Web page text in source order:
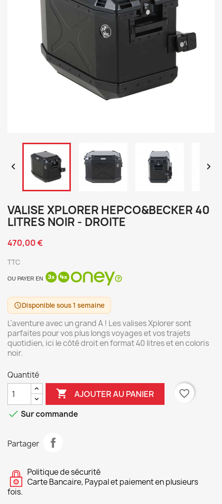
 
VALISE XPLORER HEPCO&BECKER 40
LITRES NOIR - DROITE
470,00 €
TTC
OU PAYER EN
scheduleDisponible sous 1 semaine
L'aventure avec un grand A ! Les valises Xplorer sont
parfaites pour vos plus longs voyages et vos trajets
quotidien, ici le côté droit en format 40 litres et en coloris
noir.
Quantité
 AJOUTER AU PANIER
favorite_border
 Sur commande
Partager
Politique de sécurité
Carte Bancaire, Paypal et paiement en plusieurs
fois.